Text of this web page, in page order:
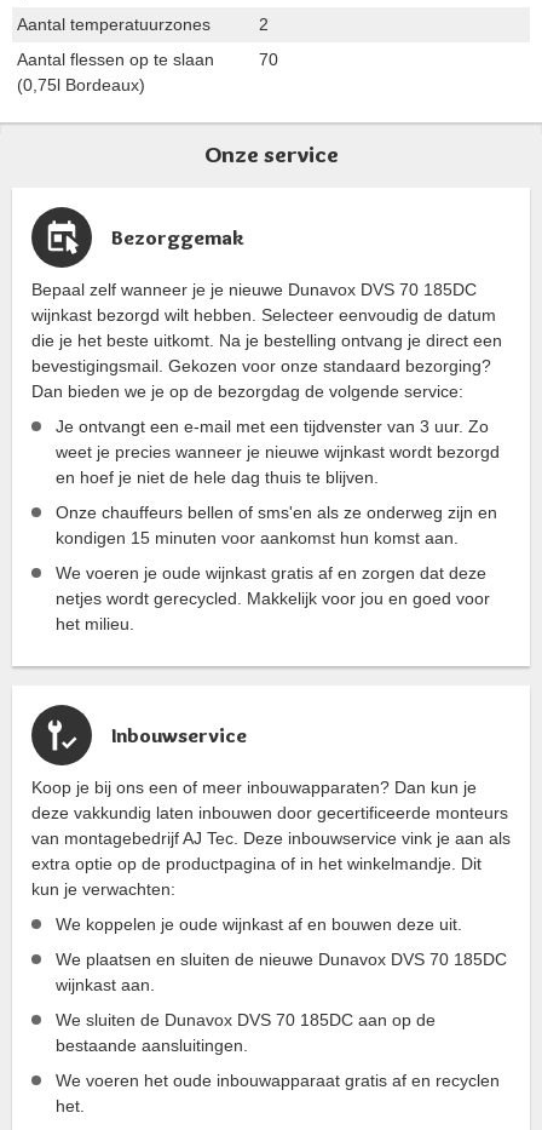
Aantal temperatuurzones
2
Aantal flessen op te slaan
(0,75l Bordeaux)
70
Onze service
Bezorggemak
Bepaal zelf wanneer je je nieuwe Dunavox DVS 70 185DC
wijnkast bezorgd wilt hebben. Selecteer eenvoudig de datum
die je het beste uitkomt. Na je bestelling ontvang je direct een
bevestigingsmail. Gekozen voor onze standaard bezorging?
Dan bieden we je op de bezorgdag de volgende service:
Je ontvangt een e-mail met een tijdvenster van 3 uur. Zo
weet je precies wanneer je nieuwe wijnkast wordt bezorgd
en hoef je niet de hele dag thuis te blijven.
Onze chauffeurs bellen of sms'en als ze onderweg zijn en
kondigen 15 minuten voor aankomst hun komst aan.
We voeren je oude wijnkast gratis af en zorgen dat deze
netjes wordt gerecycled. Makkelijk voor jou en goed voor
het milieu.
Inbouwservice
Koop je bij ons een of meer inbouwapparaten? Dan kun je
deze vakkundig laten inbouwen door gecertificeerde monteurs
van montagebedrijf AJ Tec. Deze inbouwservice vink je aan als
extra optie op de productpagina of in het winkelmandje. Dit
kun je verwachten:
We koppelen je oude wijnkast af en bouwen deze uit.
We plaatsen en sluiten de nieuwe Dunavox DVS 70 185DC
wijnkast aan.
We sluiten de Dunavox DVS 70 185DC aan op de
bestaande aansluitingen.
We voeren het oude inbouwapparaat gratis af en recyclen
het.